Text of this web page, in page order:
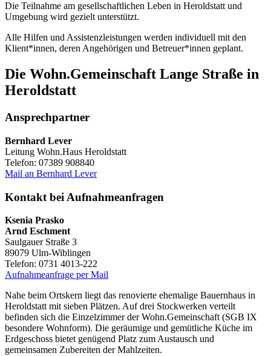
Die Teilnahme am gesellschaftlichen Leben in Heroldstatt und
Umgebung wird gezielt unterstützt.
Alle Hilfen und Assistenzleistungen werden individuell mit den
Klient*innen, deren Angehörigen und Betreuer*innen geplant.
Die Wohn.Gemeinschaft Lange Straße in
Heroldstatt
Ansprechpartner
Bernhard Lever
Leitung Wohn.Haus Heroldstatt
Telefon: 07389 908840
Mail an Bernhard Lever
Kontakt bei Aufnahmeanfragen
Ksenia Prasko
Arnd Eschment
Saulgauer Straße 3
89079 Ulm-Wiblingen
Telefon: 0731 4013-222
Aufnahmeanfrage per Mail
Nahe beim Ortskern liegt das renovierte ehemalige Bauernhaus in
Heroldstatt mit sieben Plätzen. Auf drei Stockwerken verteilt
befinden sich die Einzelzimmer der Wohn.Gemeinschaft (SGB IX
besondere Wohnform). Die geräumige und gemütliche Küche im
Erdgeschoss bietet genügend Platz zum Austausch und
gemeinsamen Zubereiten der Mahlzeiten.